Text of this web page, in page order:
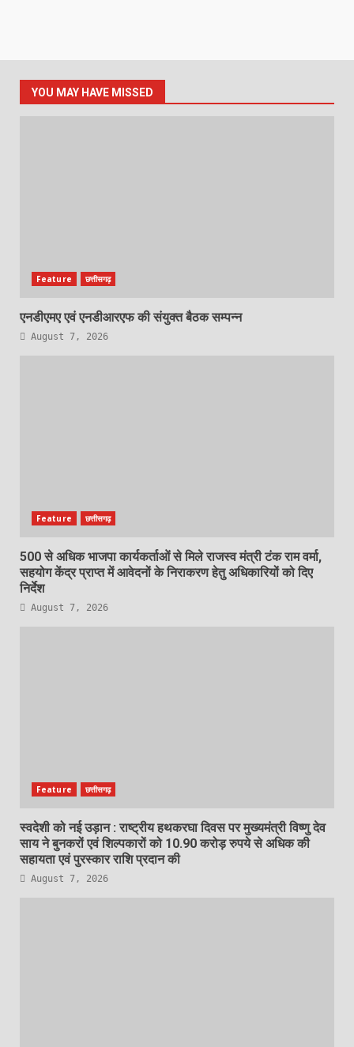
YOU MAY HAVE MISSED
Feature छत्तीसगढ़
एनडीएमए एवं एनडीआरएफ की संयुक्त बैठक सम्पन्न
August 7, 2026
Feature छत्तीसगढ़
500 से अधिक भाजपा कार्यकर्ताओं से मिले राजस्व मंत्री टंक राम वर्मा,
सहयोग केंद्र प्राप्त में आवेदनों के निराकरण हेतु अधिकारियों को दिए
निर्देश
August 7, 2026
Feature छत्तीसगढ़
स्वदेशी को नई उड़ान : राष्ट्रीय हथकरघा दिवस पर मुख्यमंत्री विष्णु देव
साय ने बुनकरों एवं शिल्पकारों को 10.90 करोड़ रुपये से अधिक की
सहायता एवं पुरस्कार राशि प्रदान की
August 7, 2026